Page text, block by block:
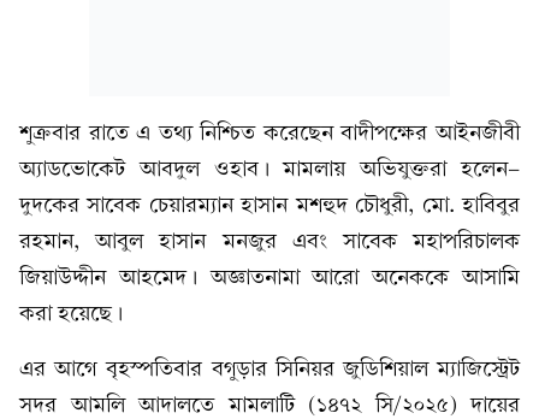
শুক্রবার রাতে এ তথ্য নিশ্চিত করেছেন বাদীপক্ষের আইনজীবী
অ্যাডভোকেট আবদুল ওহাব। মামলায় অভিযুক্তরা হলেন-
দুদকের সাবেক চেয়ারম্যান হাসান মশহুদ চৌধুরী, মো. হাবিবুর
রহমান, আবুল হাসান মনজুর এবং সাবেক মহাপরিচালক
জিয়াউদ্দীন আহমেদ। অজ্ঞাতনামা আরো অনেককে আসামি
করা হয়েছে।
এর আগে বৃহস্পতিবার বগুড়ার সিনিয়র জুডিশিয়াল ম্যাজিস্ট্রেট
সদর আমলি আদালতে মামলাটি (১৪৭২ সি/২০২৫) দায়ের